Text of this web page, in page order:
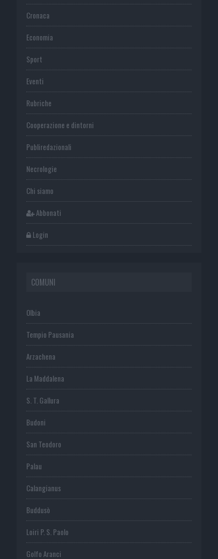
Cronaca
Economia
Sport
Eventi
Rubriche
Cooperazione e dintorni
Publiredazionali
Necrologie
Chi siamo
Abbonati
Login
COMUNI
Olbia
Tempio Pausania
Arzachena
La Maddalena
S. T. Gallura
Budoni
San Teodoro
Palau
Calangianus
Buddusò
Loiri P. S. Paolo
Golfo Aranci